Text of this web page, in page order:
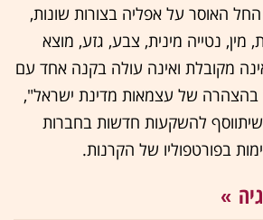
האוסר על אפליה בצורות שונות,
נטייה מינית, צבע, גזע, מוצא
מקובלת ואינה עולה בקנה אחד עם
בהצהרה של עצמאות מדינת ישראל",
להשקעות חדשות בחברות
בפורטפוליו של הקרנות.